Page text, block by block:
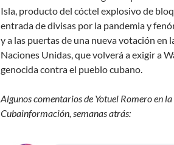
Isla, producto del cóctel explosivo de
entrada de divisas por la pandemia y
y a las puertas de una nueva votación en
Naciones Unidas, que volverá a exigir a
genocida contra el pueblo cubano.
Algunos comentarios de Yotuel Romero en
Cubainformación, semanas atrás: